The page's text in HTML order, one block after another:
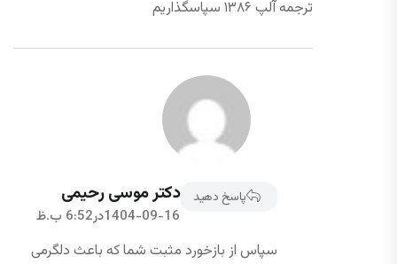
ترجمه آلپ ۱۳۸۶ سپاسگذاریم
دکتر موسی رحیمی پاسخ دهید
1404-09-16در6:52 ب.ظ
سپاس از بازخورد مثبت شما که باعث دلگرمی